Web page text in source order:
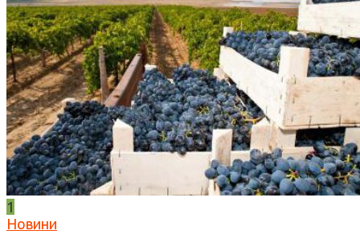
1
Новини